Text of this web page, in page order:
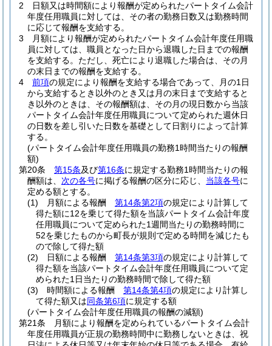
2
日額又は時間額により報酬が定められたパートタイム会計
年度任用職員に対しては、その者の勤務日数又は勤務時間
に応じて報酬を支給する。
3
月額により報酬が定められたパートタイム会計年度任用職
員に対しては、職員となった日から退職した日までの報酬
を支給する。 ただし、死亡により退職した場合は、その月
の末日までの報酬を支給する。
4
前項の規定により報酬を支給する場合であって、月の1日
から支給するとき以外のとき又は月の末日まで支給すると
き以外のときは、その報酬額は、その月の現日数から当該
パートタイム会計年度任用職員について定められた週休日
の日数を差し引いた日数を基礎として日割りによって計算
する。
(パートタイム会計年度任用職員の勤務1時間当たりの報酬
額)
第20条
第15条及び第16条に規定する勤務1時間当たりの報
酬額は、 次の各号に掲げる報酬の区分に応じ、 当該各号に
定める額とする。
(1)
月額による報酬 第14条第2項の規定により計算して
得た額に12を乗じて得た額を当該パートタイム会計年度
任用職員について定められた1週間当たりの勤務時間に
52を乗じたものから町長が規則で定める時間を減じたも
ので除して得た額
(2)
日額による報酬 第14条第3項の規定により計算して
得た額を当該パートタイム会計年度任用職員について定
められた1日当たりの勤務時間で除して得た額
(3)
時間額による報酬 第14条第4項の規定により計算し
て得た額又は同条第6項に規定する額
(パートタイム会計年度任用職員の報酬の減額)
第21条
月額により報酬を定められているパートタイム会計
年度任用職員が正規の勤務時間中に勤務しないときは、祝